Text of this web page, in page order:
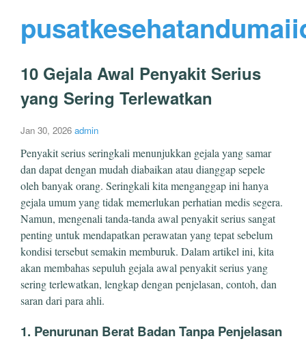
10 Gejala Awal Penyakit Serius
yang Sering Terlewatkan
Jan 30, 2026 admin
Penyakit serius seringkali menunjukkan gejala yang samar
dan dapat dengan mudah diabaikan atau dianggap sepele
oleh banyak orang. Seringkali kita menganggap ini hanya
gejala umum yang tidak memerlukan perhatian medis segera.
Namun, mengenali tanda-tanda awal penyakit serius sangat
penting untuk mendapatkan perawatan yang tepat sebelum
kondisi tersebut semakin memburuk. Dalam artikel ini, kita
akan membahas sepuluh gejala awal penyakit serius yang
sering terlewatkan, lengkap dengan penjelasan, contoh, dan
saran dari para ahli.
1. Penurunan Berat Badan Tanpa Penjelasan